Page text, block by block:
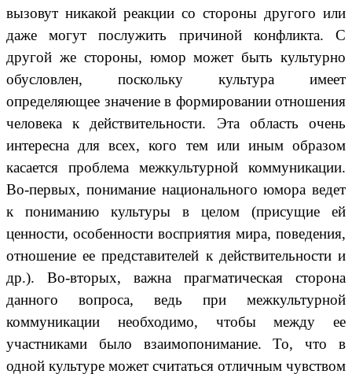
вызовут никакой реакции со стороны другого или
даже могут послужить причиной конфликта. С
другой же стороны, юмор может быть культурно
обусловлен, поскольку культура имеет
определяющее значение в формировании отношения
человека к действительности. Эта область очень
интересна для всех, кого тем или иным образом
касается проблема межкультурной коммуникации.
Во-первых, понимание национального юмора ведет
к пониманию культуры в целом (присущие ей
ценности, особенности восприятия мира, поведения,
отношение ее представителей к действительности и
др.). Во-вторых, важна прагматическая сторона
данного вопроса, ведь при межкультурной
коммуникации необходимо, чтобы между ее
участниками было взаимопонимание. То, что в
одной культуре может считаться отличным чувством